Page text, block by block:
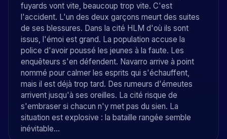
fuyards vont vite, beaucoup trop vite. C'est
l'accident. L'un des deux garçons meurt des suites
de ses blessures. Dans la cité HLM d'où ils sont
issus, l'émoi est grand. La population accuse la
police d'avoir poussé les jeunes à la faute. Les
enquêteurs s'en défendent. Navarro arrive à point
nommé pour calmer les esprits qui s'échauffent,
mais il est déjà trop tard. Des rumeurs d'émeutes
arrivent jusqu'à ses oreilles. La cité risque de
s'embraser si chacun n'y met pas du sien. La
situation est explosive : la bataille rangée semble
inévitable...